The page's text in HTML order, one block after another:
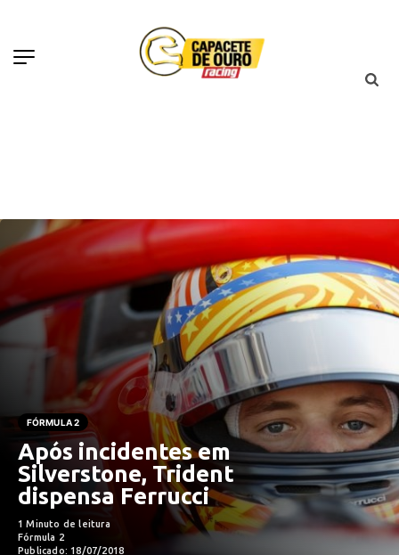
FÓRMULA 2
Após incidentes em
Silverstone, Trident
dispensa Ferrucci
1 Minuto de leitura
Fórmula 2
Publicado: 18/07/2018